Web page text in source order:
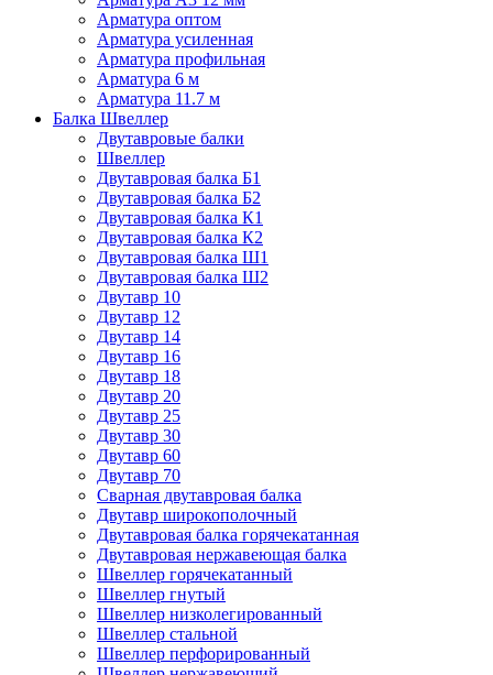
Арматура оптом
Арматура усиленная
Арматура профильная
Арматура 6 м
Арматура 11.7 м
Балка Швеллер
Двутавровые балки
Швеллер
Двутавровая балка Б1
Двутавровая балка Б2
Двутавровая балка К1
Двутавровая балка К2
Двутавровая балка Ш1
Двутавровая балка Ш2
Двутавр 10
Двутавр 12
Двутавр 14
Двутавр 16
Двутавр 18
Двутавр 20
Двутавр 25
Двутавр 30
Двутавр 60
Двутавр 70
Сварная двутавровая балка
Двутавр широкополочный
Двутавровая балка горячекатанная
Двутавровая нержавеющая балка
Швеллер горячекатанный
Швеллер гнутый
Швеллер низколегированный
Швеллер стальной
Швеллер перфорированный